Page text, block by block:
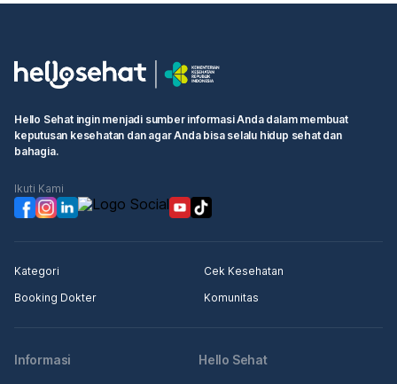
Hello Sehat ingin menjadi sumber informasi Anda dalam membuat
keputusan kesehatan dan agar Anda bisa selalu hidup sehat dan
bahagia.
Ikuti Kami
Kategori
Cek Kesehatan
Booking Dokter
Komunitas
Informasi Hello Sehat